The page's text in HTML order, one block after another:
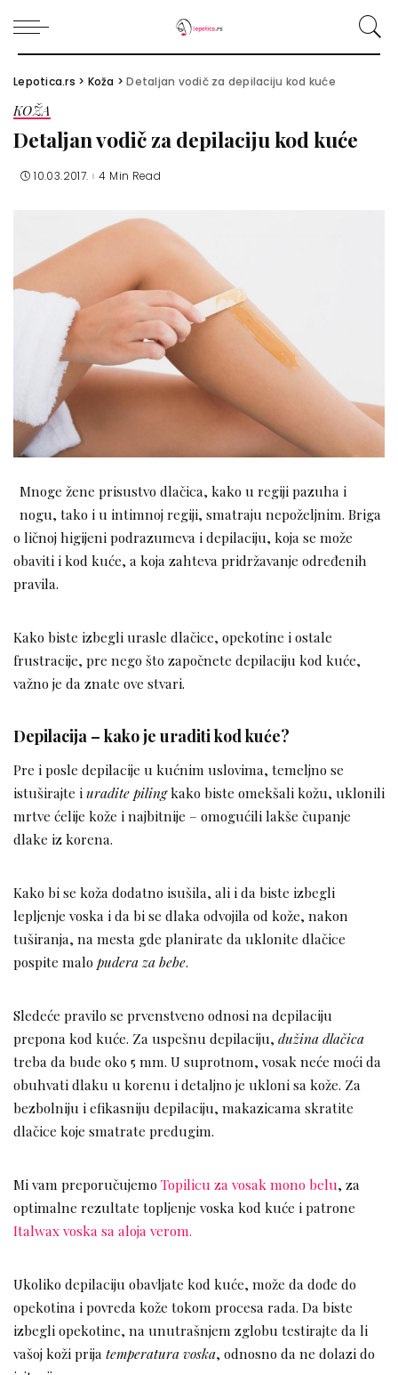
Lepotica.rs > Koža >Detaljan vodič za depilaciju kod kuće
KOŽA
Detaljan vodič za depilaciju kod kuće
10.03.2017. 4 Min Read
Mnoge žene prisustvo dlačica, kako u regiji pazuha i
nogu, tako i u intimnoj regiji, smatraju nepoželjnim. Briga
o ličnoj higijeni podrazumeva i depilaciju, koja se može
obaviti i kod kuće, a koja zahteva pridržavanje određenih
pravila.
Kako biste izbegli urasle dlačice, opekotine i ostale
frustracije, pre nego što započnete depilaciju kod kuće,
važno je da znate ove stvari.
Depilacija – kako je uraditi kod kuće?
Pre i posle depilacije u kućnim uslovima, temeljno se
istuširajte iuradite pilingkako biste omekšali kožu, uklonili
mrtve ćelije kože i najbitnije – omogućili lakše čupanje
dlake iz korena.
Kako bi se koža dodatno isušila, ali i da biste izbegli
lepljenje voska i da bi se dlaka odvojila od kože, nakon
tuširanja, na mesta gde planirate da uklonite dlačice
pospite malopudera za bebe.
Sledeće pravilo se prvenstveno odnosi na depilaciju
prepona kod kuće. Za uspešnu depilaciju, dužina dlačica
treba da bude oko 5 mm. U suprotnom, vosak neće moći da
obuhvati dlaku u korenu i detaljno je ukloni sa kože. Za
bezbolniju i efikasniju depilaciju, makazicama skratite
dlačice koje smatrate predugim.
Mi vam preporučujemoTopilicu za vosak mono belu, za
optimalne rezultate topljenje voska kod kuće i patrone
Italwax voska sa aloja verom.
Ukoliko depilaciju obavljate kod kuće, može da dođe do
opekotina i povreda kože tokom procesa rada. Da biste
izbegli opekotine, na unutrašnjem zglobu testirajte da li
vašoj koži prijatemperatura voska, odnosno da ne dolazi do